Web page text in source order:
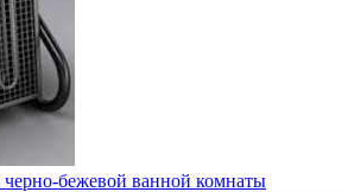
бежевой ванной комнаты